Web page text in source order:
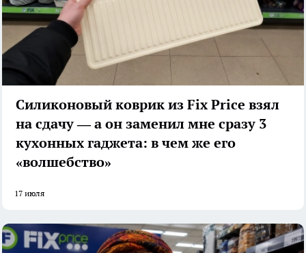
Силиконовый коврик из Fix Price взял
на сдачу — а он заменил мне сразу 3
кухонных гаджета: в чем же его
«волшебство»
17 июля